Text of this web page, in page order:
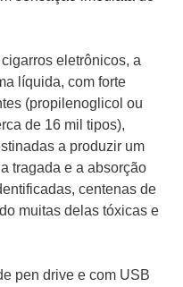
eletrônicos, a
líquida, com forte
(propilenoglicol ou
de 16 mil tipos),
a produzir um
tragada e a absorção
centenas de
muitas delas tóxicas e
pen drive e com USB